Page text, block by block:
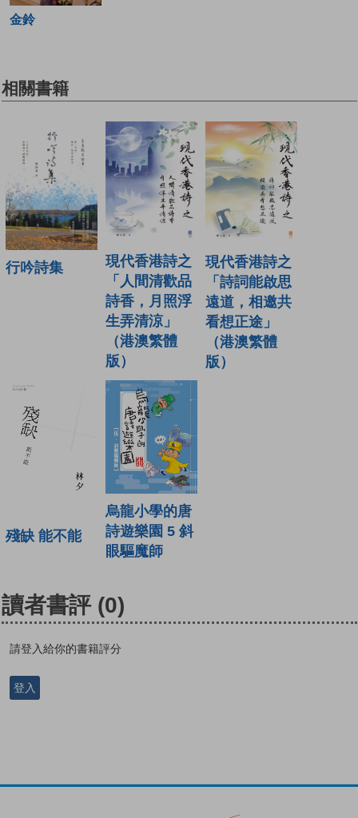
金鈴
相關書籍
行吟詩集
現代香港詩之
「人間清歡品
詩香，月照浮
生弄清涼」
（港澳繁體
版）
現代香港詩之
「詩詞能啟思
遠道，相邀共
看想正途」
（港澳繁體
版）
殘缺 能不能
烏龍小學的唐
詩遊樂園 5 斜
眼驅魔師
讀者書評 (0)
請登入給你的書籍評分
登入